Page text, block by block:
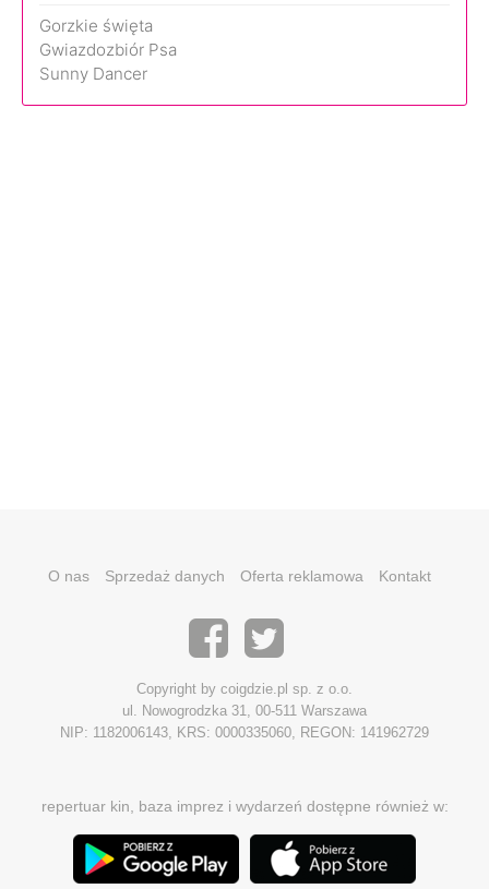
Gorzkie święta
Gwiazdozbiór Psa
Sunny Dancer
O nas Sprzedaż danych Oferta reklamowa Kontakt
Copyright by coigdzie.pl sp. z o.o.
ul. Nowogrodzka 31, 00-511 Warszawa
NIP: 1182006143, KRS: 0000335060, REGON: 141962729
repertuar kin, baza imprez i wydarzeń dostępne również w: